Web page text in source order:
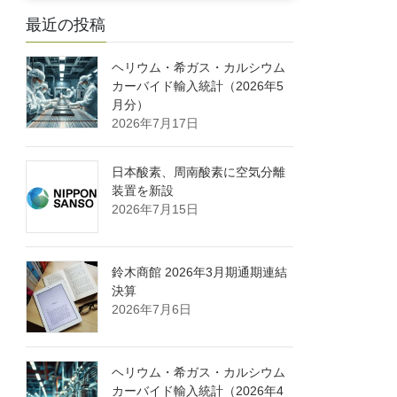
最近の投稿
ヘリウム・希ガス・カルシウム
カーバイド輸入統計（2026年5
月分）
2026年7月17日
日本酸素、周南酸素に空気分離
装置を新設
2026年7月15日
鈴木商館 2026年3月期通期連結
決算
2026年7月6日
ヘリウム・希ガス・カルシウム
カーバイド輸入統計（2026年4